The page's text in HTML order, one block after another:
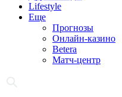
Lifestyle
Еще
Прогнозы
Онлайн-казино
Betera
Матч-центр